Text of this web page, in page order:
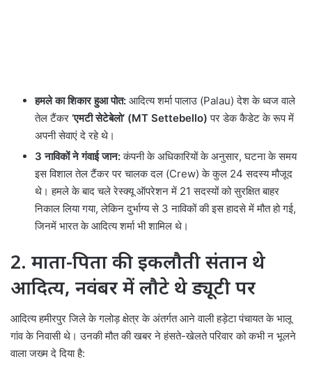
हमले का शिकार हुआ पोत: आदित्य शर्मा पालाउ (Palau) देश के ध्वज वाले
तेल टैंकर ‘एमटी सेटेबेलो’ (MT Settebello) पर डेक कैडेट के रूप में
अपनी सेवाएं दे रहे थे।
3 नाविकों ने गंवाई जान:कंपनी के अधिकारियों के अनुसार, घटना के समय
इस विशाल तेल टैंकर पर चालक दल (Crew) के कुल 24 सदस्य मौजूद
थे। हमले के बाद चले रेस्क्यू ऑपरेशन में 21 सदस्यों को सुरक्षित बाहर
निकाल लिया गया, लेकिन दुर्भाग्य से 3 नाविकों की इस हादसे में मौत हो गई,
जिनमें भारत के आदित्य शर्मा भी शामिल थे।
2. माता-पिता की इकलौती संतान थे
आदित्य, नवंबर में लौटे थे ड्यूटी पर
आदित्य हमीरपुर जिले के गलोड़ क्षेत्र के अंतर्गत आने वाली हड़ेटा पंचायत के भालू
गांव के निवासी थे। उनकी मौत की खबर ने हंसते-खेलते परिवार को कभी न भूलने
वाला जख्म दे दिया है: